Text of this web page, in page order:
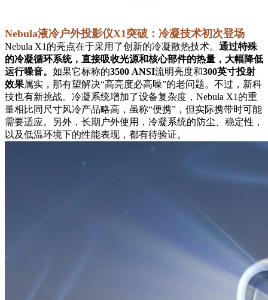
Nebula液冷户外投影仪X1突破：冷凝技术初次登场
Nebula X1的亮点在于采用了创新的冷凝散热技术。 通过特殊
的冷凝循环系统，直接吸收光源和核心部件的热量，大幅降低
运行噪音。 如果它标称的3500 ANSI流明亮度和300英寸投射
效果属实，那有望解决“高亮度必高噪”的老问题。不过，新科
技也有新挑战。冷凝系统增加了设备复杂度，Nebula X1的重
量相比同尺寸风冷产品略高，虽称“便携”，但实际携带时可能
需要适应。另外，长期户外使用，冷凝系统的防尘、稳定性，
以及低温环境下的性能表现，都有待验证。